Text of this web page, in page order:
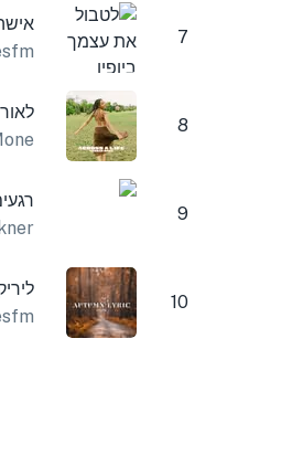
7
8
9
10